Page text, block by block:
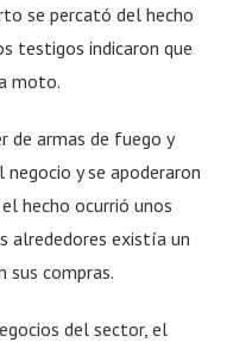
se percató del hecho
testigos indicaron que
moto.
de armas de fuego y
y se apoderaron
hecho ocurrió unos
alrededores existía un
sus compras.
del sector, el